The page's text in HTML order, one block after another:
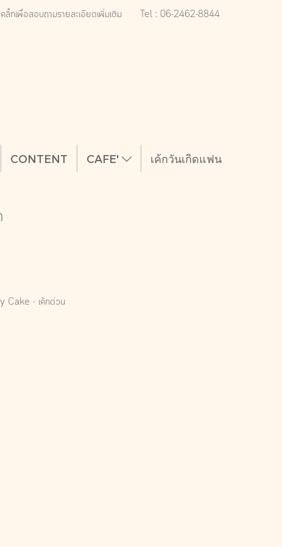
คลิ๊กเพื่อสอบถามรายละเอียดเพิ่มเติม Tel : 06-2462-8844
CONTENT CAFE' เค้กวันเกิดแฟน
Cake - เค้กด่วน